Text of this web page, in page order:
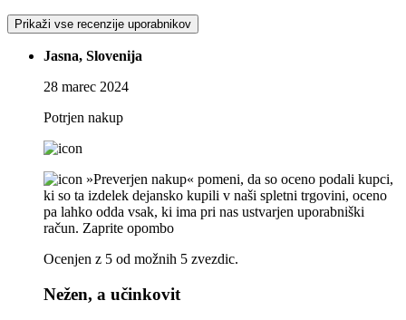
Prikaži vse recenzije uporabnikov
Jasna, Slovenija
28 marec 2024
Potrjen nakup
»Preverjen nakup« pomeni, da so oceno podali kupci,
ki so ta izdelek dejansko kupili v naši spletni trgovini, oceno
pa lahko odda vsak, ki ima pri nas ustvarjen uporabniški
račun. Zaprite opombo
Ocenjen z 5 od možnih 5 zvezdic.
Nežen, a učinkovit